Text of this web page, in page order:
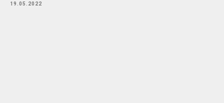
19.05.2022